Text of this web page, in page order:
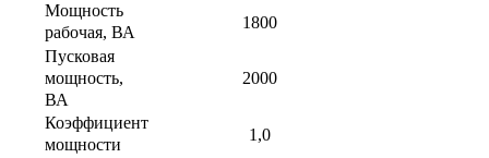
Мощность
рабочая, ВА
1800
Пусковая
мощность,
ВА
2000
Коэффициент
мощности
1,0